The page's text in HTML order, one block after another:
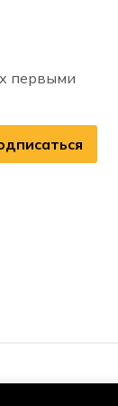
первыми